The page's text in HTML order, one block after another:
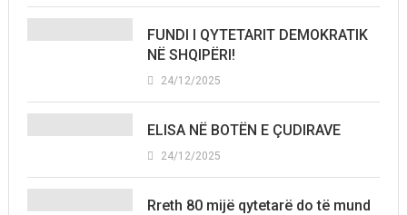
FUNDI I QYTETARIT DEMOKRATIK
NË SHQIPËRI!
24/12/2025
ELISA NË BOTËN E ÇUDIRAVE
24/12/2025
Rreth 80 mijë qytetarë do të mund